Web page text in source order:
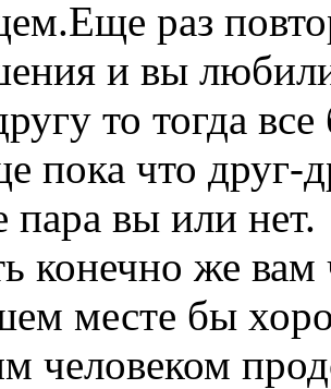
раз
и вы
то тогда
пока что друг-
пара вы или нет.
конечно же
месте бы
человеком